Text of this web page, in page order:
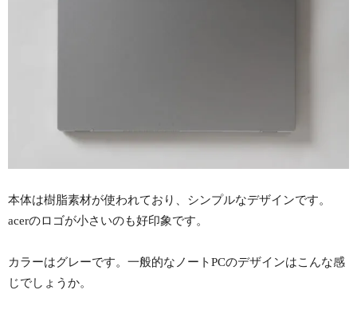
本体は樹脂素材が使われており、シンプルなデザインです。
acerのロゴが小さいのも好印象です。
カラーはグレーです。一般的なノートPCのデザインはこんな感
じでしょうか。